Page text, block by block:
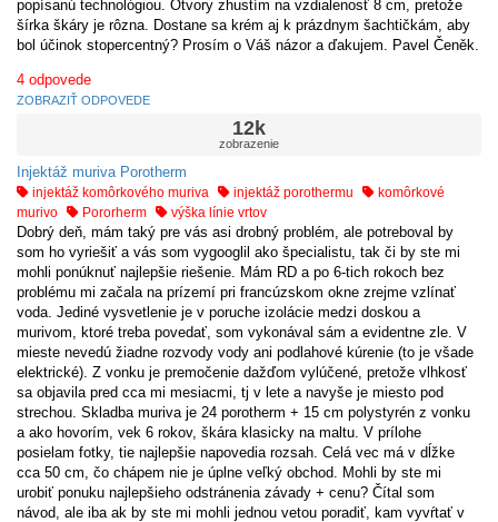
popísanú technológiou. Otvory zhustím na vzdialenosť 8 cm, pretože
šírka škáry je rôzna. Dostane sa krém aj k prázdnym šachtičkám, aby
bol účinok stopercentný? Prosím o Váš názor a ďakujem. Pavel Čeněk.
4 odpovede
ZOBRAZIŤ ODPOVEDE
12k
zobrazenie
Injektáž muriva Porotherm
injektáž komôrkového muriva injektáž porothermu
komôrkové
murivo
Pororherm výška línie vrtov
Dobrý deň, mám taký pre vás asi drobný problém, ale potreboval by
som ho vyriešiť a vás som vygooglil ako špecialistu, tak či by ste mi
mohli ponúknuť najlepšie riešenie. Mám RD a po 6-tich rokoch bez
problému mi začala na prízemí pri francúzskom okne zrejme vzlínať
voda. Jediné vysvetlenie je v poruche izolácie medzi doskou a
murivom, ktoré treba povedať, som vykonával sám a evidentne zle. V
mieste nevedú žiadne rozvody vody ani podlahové kúrenie (to je všade
elektrické). Z vonku je premočenie dažďom vylúčené, pretože vlhkosť
sa objavila pred cca mi mesiacmi, tj v lete a navyše je miesto pod
strechou. Skladba muriva je 24 porotherm + 15 cm polystyrén z vonku
a ako hovorím, vek 6 rokov, škára klasicky na maltu. V prílohe
posielam fotky, tie najlepšie napovedia rozsah. Celá vec má v dĺžke
cca 50 cm, čo chápem nie je úplne veľký obchod. Mohli by ste mi
urobiť ponuku najlepšieho odstránenia závady + cenu? Čítal som
návod, ale iba ak by ste mi mohli jednou vetou poradiť, kam vyvŕtať v